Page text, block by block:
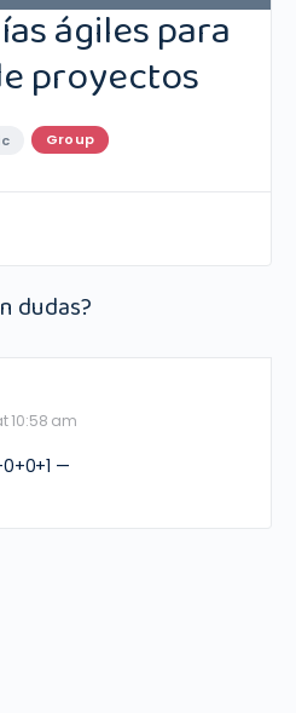
ágiles para
proyectos
Group
dudas?
10:58 am
—